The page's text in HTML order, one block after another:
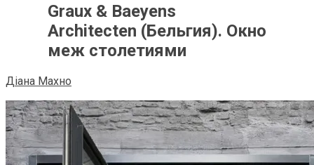
Graux & Baeyens
Architecten (Бельгия). Окно
меж столетиями
Діана Махно